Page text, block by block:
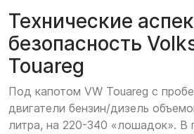
Технические
безопасность
Touareg
Под капотом VW Touareg с
двигатели бензин/дизель
литра, на 220-340 «лошадок».